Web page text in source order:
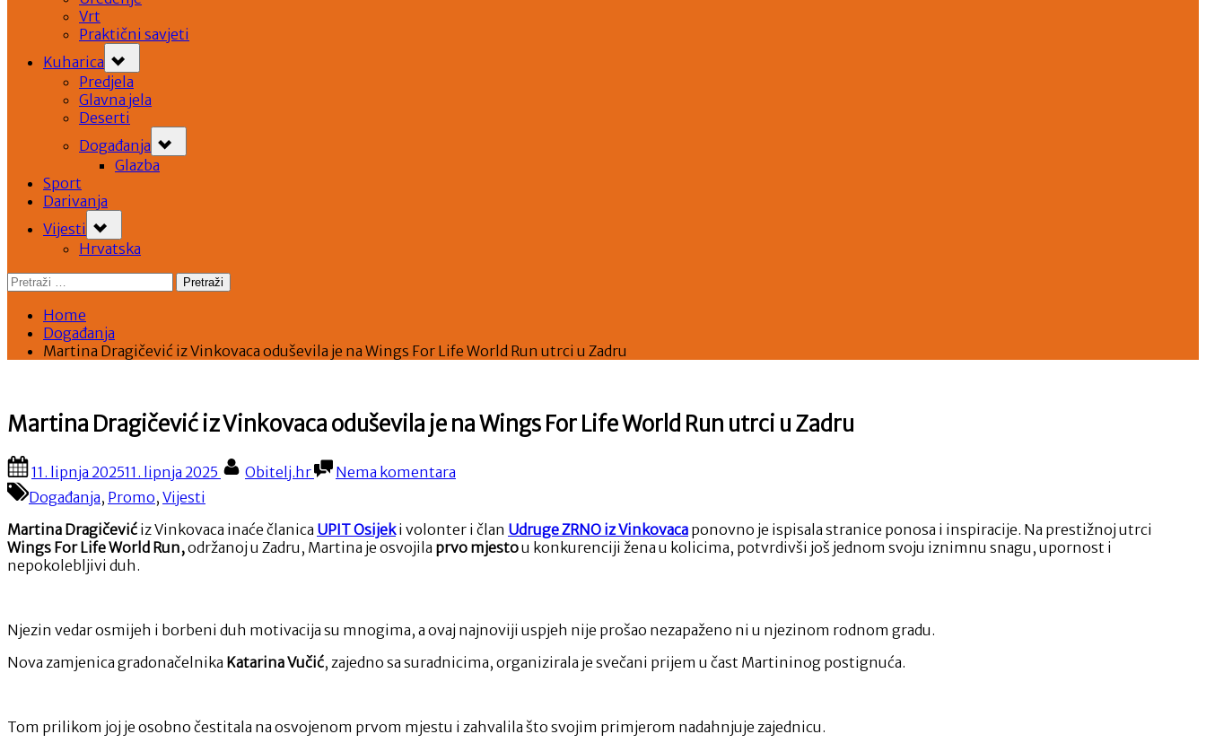
Vrt
Praktični savjeti
Kuharica
sub-
menu
Predjela
Glavna jela
Deserti
Događanja
sub-
menu
Glazba
Sport
Darivanja
Vijesti
sub-
menu
Hrvatska
Pretraži:
Home
Događanja
Martina Dragičević iz Vinkovaca oduševila je na Wings For Life World Run utrci u Zadru
Martina Dragičević iz Vinkovaca oduševila je na Wings For Life World Run utrci u Zadru
Posted
on
11. lipnja 202511. lipnja 2025 By
Obitelj.hr Nema komentara
Martina
Vinkovaca
oduševila
For
Life
World
Zadru
Događanja, Promo, Vijesti
Martina Dragičević iz Vinkovaca inaće članica UPIT Osijeki volonter i član Udruge ZRNO iz Vinkovaca ponovno je ispisala stranice ponosa i inspiracije. Na prestižnoj utrci
Wings For Life World Run,održanoj u Zadru, Martina je osvojila prvo mjestou konkurenciji žena u kolicima, potvrdivši još jednom svoju iznimnu snagu, upornost i
nepokolebljivi duh.
Njezin vedar osmijeh i borbeni duh motivacija su mnogima, a ovaj najnoviji uspjeh nije prošao nezapaženo ni u njezinom rodnom gradu.
Nova zamjenica gradonačelnika Katarina Vučić, zajedno sa suradnicima, organizirala je svečani prijem u čast Martininog postignuća.
Tom prilikom joj je osobno čestitala na osvojenom prvom mjestu i zahvalila što svojim primjerom nadahnjuje zajednicu.